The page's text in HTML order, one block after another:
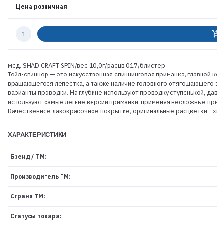
Цена розничная
Количество
мод. SHAD CRAFT SPIN/вес 10,0г/расцв.017/блистер
Тейл-спиннер — это искусственная спиннинговая приманка,
вращающегося лепестка, а также наличие головного
варианты проводки. На глубине используют проводку ступенькой,
используют самые легкие версии приманки, применяя несложные
Качественное лакокрасочное покрытие, оригинальные расцветки -
ХАРАКТЕРИСТИКИ
Бренд / ТМ:
Производитель ТМ:
Страна ТМ:
Статусы товара: